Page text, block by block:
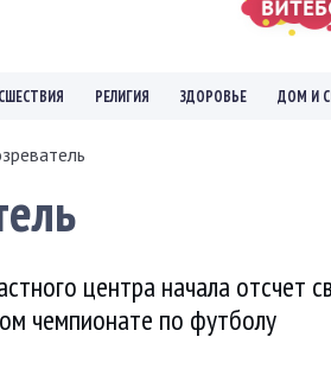
РЕЛИГИЯ ЗДОРОВЬЕ ДОМ И
центра начала отсчет
чемпионате по футболу